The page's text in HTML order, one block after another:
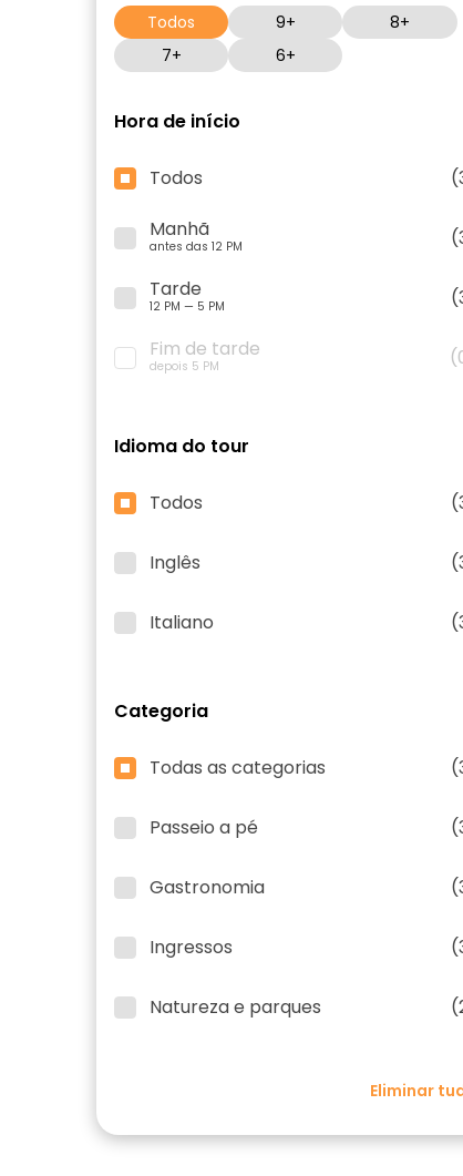
Todos 9+
8+
7+
6+
Hora de início
Todos
Manhã
antes das 12 PM
Tarde
12 PM — 5 PM
Fim de tarde
depois 5 PM
Idioma do tour
Todos
Inglês
Italiano
Categoria
Todas as categorias
Passeio a pé
Gastronomia
Ingressos
Natureza e parques
Eliminar